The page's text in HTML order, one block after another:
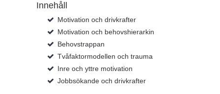
Innehåll
Motivation och drivkrafter
Motivation och behovshierarkin
Behovstrappan
Tvåfaktormodellen och trauma
Inre och yttre motivation
Jobbsökande och drivkrafter